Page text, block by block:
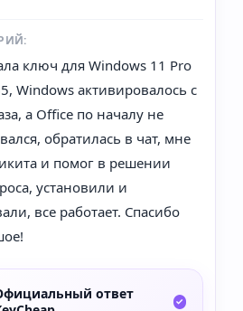
ключ для Windows 11 Pro
Windows активировалось с
а Office по началу не
обратилась в чат, мне
и помог в решении
установили и
все работает. Спасибо
ответ